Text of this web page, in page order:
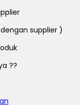
supplier )
??